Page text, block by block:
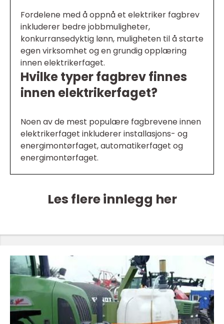
Fordelene med å oppnå et elektriker fagbrev
inkluderer bedre jobbmuligheter,
konkurransedyktig lønn, muligheten til å starte
egen virksomhet og en grundig opplæring
innen elektrikerfaget.
Hvilke typer fagbrev finnes
innen elektrikerfaget?
Noen av de mest populære fagbrevene innen
elektrikerfaget inkluderer installasjons- og
energimontørfaget, automatikerfaget og
energimontørfaget.
Les flere innlegg her